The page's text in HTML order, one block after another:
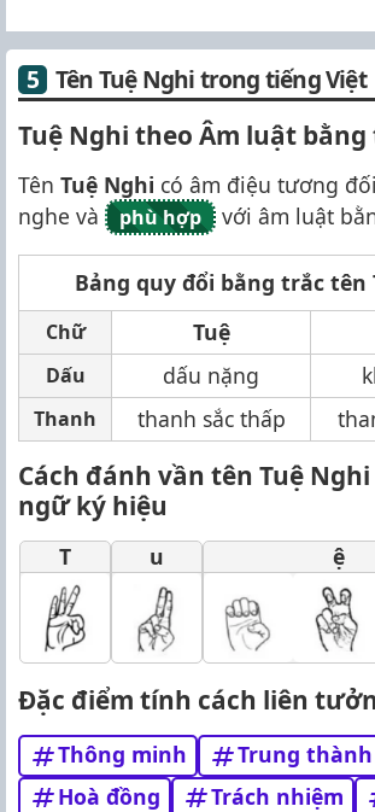
Tên Tuệ Nghi trong tiếng Việt
Tuệ Nghi theo Âm luật bằng
Tên Tuệ Nghi có âm điệu tương
nghe và
phù hợp với âm luật
Bảng quy đổi bằng trắc tên
Chữ Tuệ
Dấu dấu nặng
Thanh thanh sắc thấp
Cách đánh vần tên Tuệ
ngữ ký hiệu
T u ệ
Đặc điểm tính cách liên
Thông minh
Trung thành
Hoà đồng
Trách nhiệm